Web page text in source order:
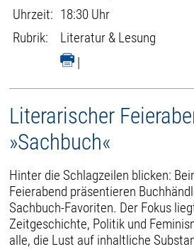
Uhrzeit: 18:30 Uhr
Rubrik:
Literatur & Lesung
|
Literarischer
»Sachbuch«
Hinter die Schlagzeilen blicken:
Feierabend präsentieren
Sachbuch-Favoriten. Der Fokus
Zeitgeschichte, Politik und
alle, die Lust auf inhaltliche